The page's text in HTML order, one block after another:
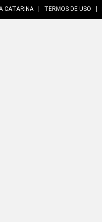
CATARINA TERMOS DE USO